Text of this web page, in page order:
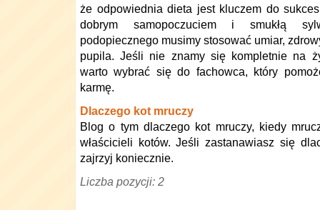
że odpowiednia dieta jest kluczem do
dobrym samopoczuciem i smukłą
podopiecznego musimy stosować umiar,
pupila. Jeśli nie znamy się kompletnie na
warto wybrać się do fachowca, który
karmę.
Dlaczego kot mruczy
Blog o tym dlaczego kot mruczy, kiedy
właścicieli kotów. Jeśli zastanawiasz się
zajrzyj koniecznie.
Liczba pozycji: 2